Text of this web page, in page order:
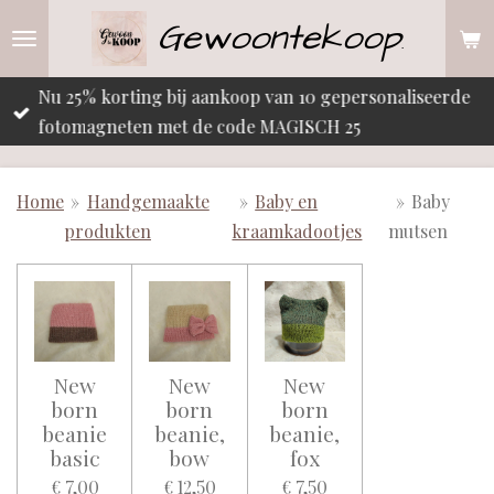
de
hoofdinhoud
Gewoontekoop.
Nu 25% korting bij aankoop van 10 gepersonaliseerde
fotomagneten met de code MAGISCH 25
Home » Handgemaakte
produkten
» Baby en
kraamkadootjes
» Baby
mutsen
New
born
beanie
basic
€ 7,00
New
born
beanie,
bow
€ 12,50
New
born
beanie,
fox
€ 7,50